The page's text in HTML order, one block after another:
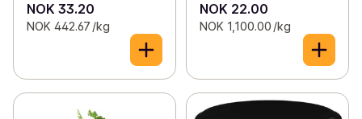
NOK 33.20
NOK 442.67 /kg
NOK 22.00
NOK 1,100.00 /kg